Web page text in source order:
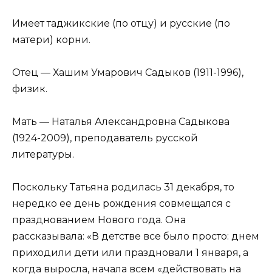
Имеет таджикские (по отцу) и русские (по
матери) корни.
Отец — Хашим Умарович Садыков (1911-1996),
физик.
Мать — Наталья Александровна Садыкова
(1924-2009), преподаватель русской
литературы.
Поскольку Татьяна родилась 31 декабря, то
нередко ее день рождения совмещался с
празднованием Нового года. Она
рассказывала: «В детстве все было просто: днем
приходили дети или праздновали 1 января, а
когда выросла, начала всем «действовать на